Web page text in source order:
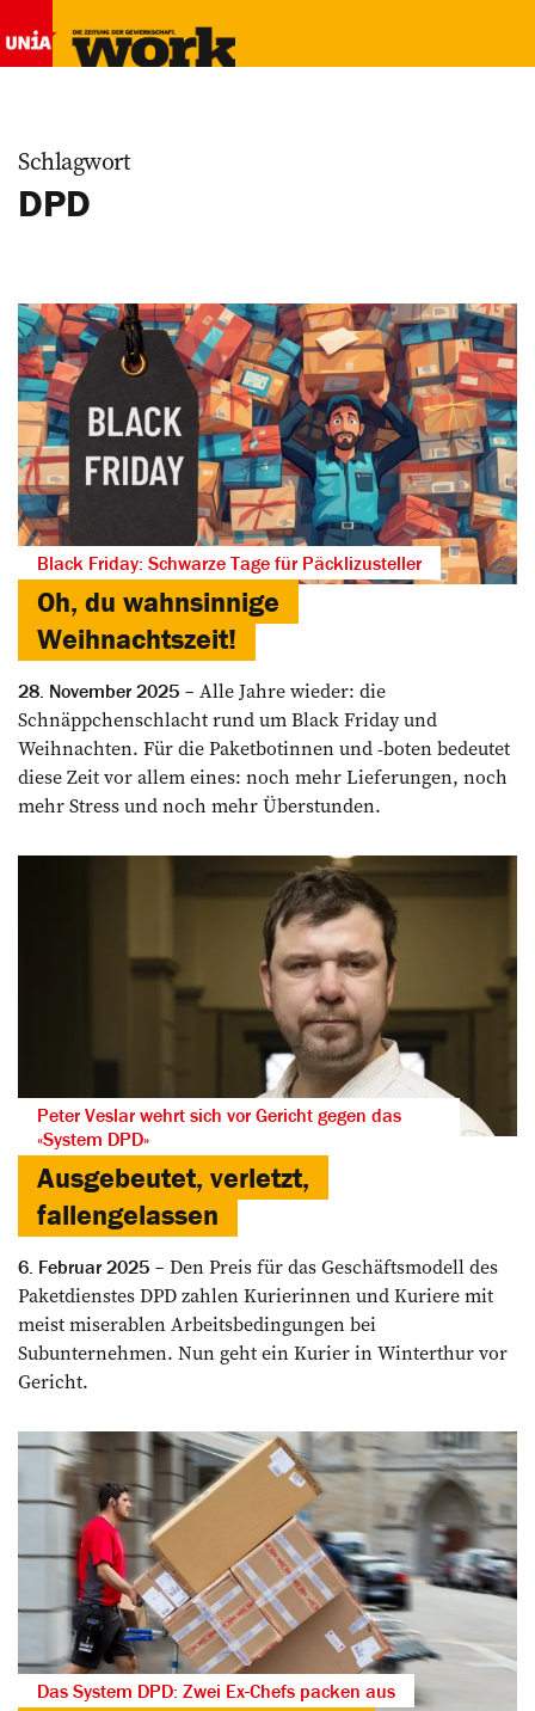
Schlagwort
DPD
Black Friday: Schwarze Tage für Päcklizusteller
Oh, du wahnsinnige
Weihnachtszeit!
28. November 2025
Alle Jahre wieder: die
Schnäppchenschlacht rund um Black Friday und
Weihnachten. Für die Paketbotinnen und -boten bedeutet
diese Zeit vor allem eines: noch mehr Lieferungen, noch
mehr Stress und noch mehr Überstunden.
Peter Veslar wehrt sich vor Gericht gegen das
«System DPD»
Ausgebeutet, verletzt,
fallengelassen
6. Februar 2025
Den Preis für das Geschäftsmodell des
Paketdienstes DPD zahlen Kurierinnen und Kuriere mit
meist miserablen Arbeitsbedingungen bei
Subunternehmen. Nun geht ein Kurier in Winterthur vor
Gericht.
Das System DPD: Zwei Ex-Chefs packen aus